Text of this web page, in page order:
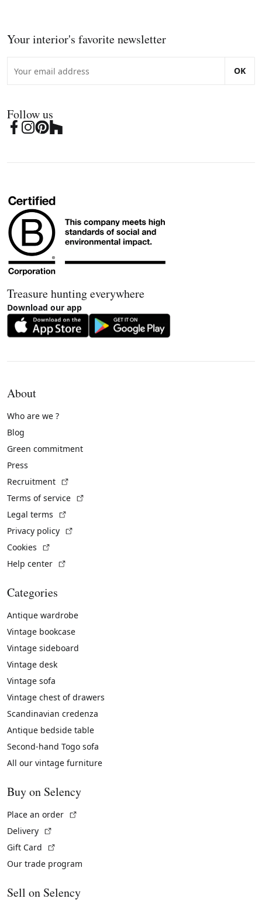
Your interior's favorite newsletter
OK
Follow us
Treasure hunting everywhere
Download our app
About
Who are we ?
Blog
Green commitment
Press
Recruitment
Terms of service
Legal terms
Privacy policy
Cookies
Help center
Categories
Antique wardrobe
Vintage bookcase
Vintage sideboard
Vintage desk
Vintage sofa
Vintage chest of drawers
Scandinavian credenza
Antique bedside table
Second-hand Togo sofa
All our vintage furniture
Buy on Selency
Place an order
Delivery
Gift Card
Our trade program
Sell on Selency